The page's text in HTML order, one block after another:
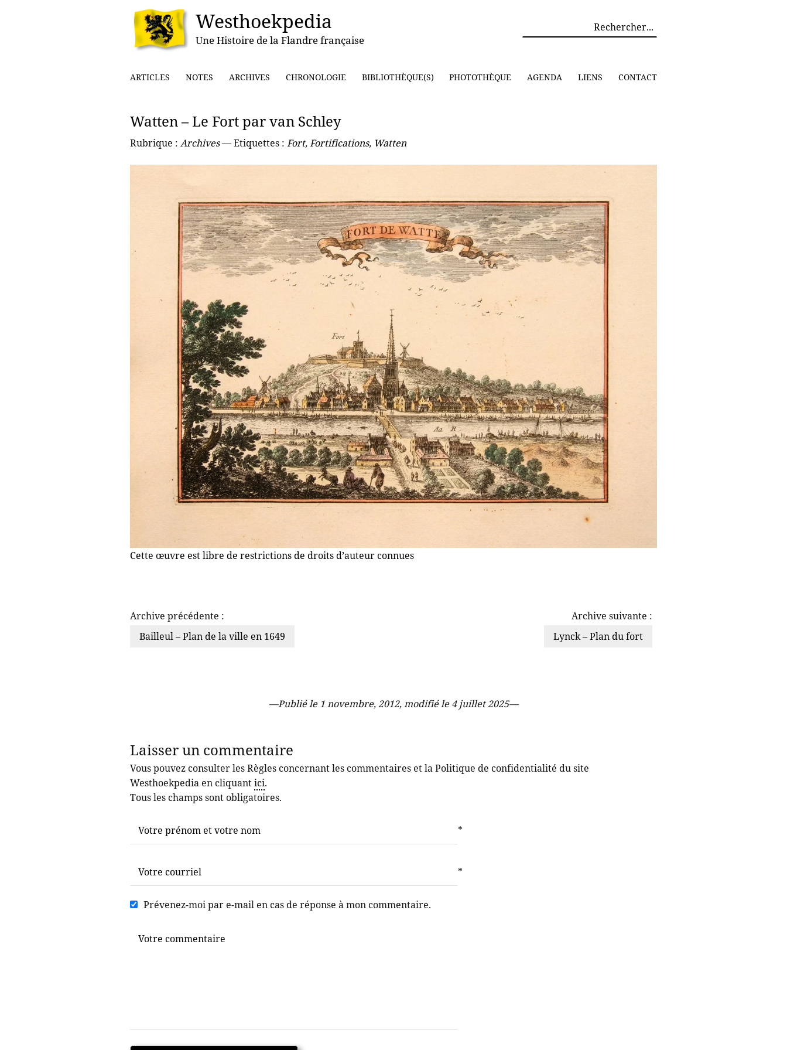
Westhoekpedia
Une Histoire de la Flandre française
ARTICLES NOTES ARCHIVES CHRONOLOGIE BIBLIOTHÈQUE(S) PHOTOTHÈQUE AGENDA LIENS CONTACT
Watten – Le Fort par van Schley
Rubrique : Archives— Etiquettes : Fort,Fortifications, Watten
Cette œuvre est libre de restrictions de droits d’auteur connues
Archive précédente :
Bailleul – Plan de la ville en 1649
Archive suivante :
Lynck – Plan du fort
—Publié le 1 novembre, 2012, modifié le 4 juillet 2025—
Laisser un commentaire
Vous pouvez consulter les Règles concernant les commentaires et la Politique de confidentialité du site
Westhoekpedia en cliquantici.
Tous les champs sont obligatoires.
*
*
Prévenez-moi par e-mail en cas de réponse à mon commentaire.